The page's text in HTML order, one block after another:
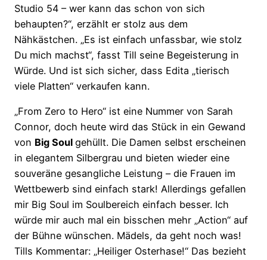
Studio 54 – wer kann das schon von sich
behaupten?“, erzählt er stolz aus dem
Nähkästchen. „Es ist einfach unfassbar, wie stolz
Du mich machst“, fasst Till seine Begeisterung in
Würde. Und ist sich sicher, dass Edita „tierisch
viele Platten“ verkaufen kann.
„From Zero to Hero“ ist eine Nummer von Sarah
Connor, doch heute wird das Stück in ein Gewand
von Big Soul gehüllt. Die Damen selbst erscheinen
in elegantem Silbergrau und bieten wieder eine
souveräne gesangliche Leistung – die Frauen im
Wettbewerb sind einfach stark! Allerdings gefallen
mir Big Soul im Soulbereich einfach besser. Ich
würde mir auch mal ein bisschen mehr „Action“ auf
der Bühne wünschen. Mädels, da geht noch was!
Tills Kommentar: „Heiliger Osterhase!“ Das bezieht